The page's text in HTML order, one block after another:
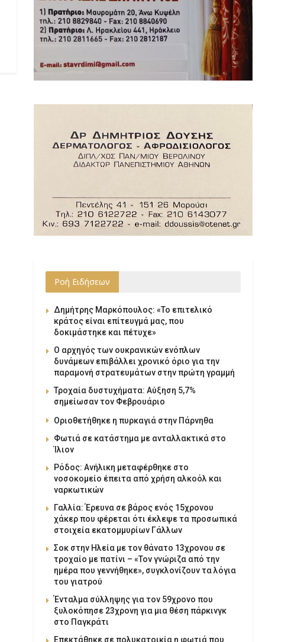
Ροή Ειδήσεων
Δημήτρης Μαρκόπουλος: «Το επιτελικό
κράτος είναι επίτευγμά μας, που
δοκιμάστηκε και πέτυχε»
Ο αρχηγός των ουκρανικών ενόπλων
δυνάμεων επιβάλλει χρονικό όριο για την
παραμονή στρατευμάτων στην πρώτη γραμμή
Τροχαία δυστυχήματα: Αύξηση 5,7%
σημείωσαν τον Φεβρουάριο
Οριοθετήθηκε η πυρκαγιά στην Πάρνηθα
Φωτιά σε κατάστημα με ανταλλακτικά στο
Ίλιον
Ρόδος: Ανήλικη μεταφέρθηκε στο
νοσοκομείο έπειτα από χρήση αλκοόλ και
ναρκωτικών
Γαλλία: Έρευνα σε βάρος ενός 15χρονου
χάκερ που φέρεται ότι έκλεψε τα προσωπικά
στοιχεία εκατομμυρίων Γάλλων
Σοκ στην Ηλεία με τον θάνατο 13χρονου σε
τροχαίο με πατίνι – «Τον γνώριζα από την
ημέρα που γεννήθηκε», συγκλονίζουν τα λόγια
του γιατρού
Ένταλμα σύλληψης για τον 59χρονο που
ξυλοκόπησε 23χρονη για μια θέση πάρκινγκ
στο Παγκράτι
Επεκτάθηκε σε πολυκατοικία η φωτιά που